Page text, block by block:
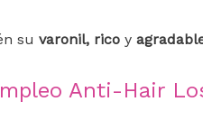
su varonil, rico y
Anti-Hair